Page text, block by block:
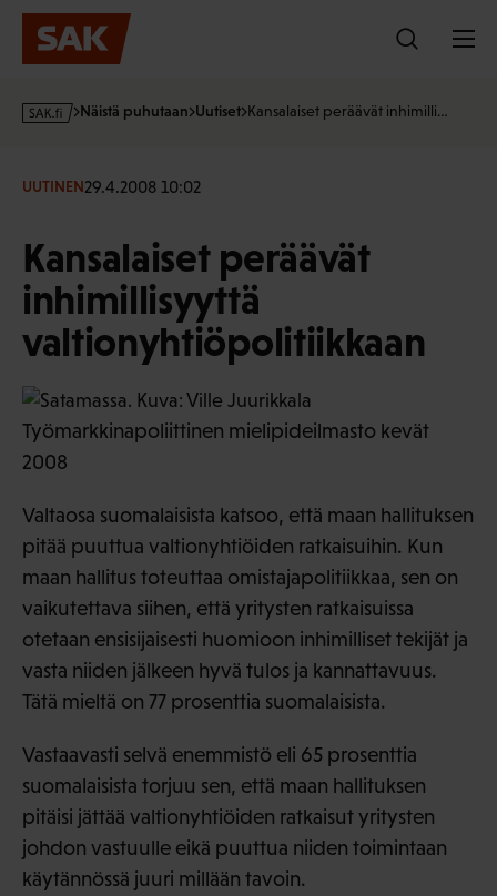
Hyppää
sisältöön
s
·
Näistä puhutaan Uutiset Kansalaiset peräävät inhimilli…
UUTINEN29.4.2008 10:02
Kansalaiset peräävät
inhimillisyyttä
valtionyhtiöpolitiikkaan
Työmarkkinapoliittinen mielipideilmasto kevät
2008
Valtaosa suomalaisista katsoo, että maan hallituksen
pitää puuttua valtionyhtiöiden ratkaisuihin. Kun
maan hallitus toteuttaa omistajapolitiikkaa, sen on
vaikutettava siihen, että yritysten ratkaisuissa
otetaan ensisijaisesti huomioon inhimilliset tekijät ja
vasta niiden jälkeen hyvä tulos ja kannattavuus.
Tätä mieltä on 77 prosenttia suomalaisista.
Vastaavasti selvä enemmistö eli 65 prosenttia
suomalaisista torjuu sen, että maan hallituksen
pitäisi jättää valtionyhtiöiden ratkaisut yritysten
johdon vastuulle eikä puuttua niiden toimintaan
käytännössä juuri millään tavoin.